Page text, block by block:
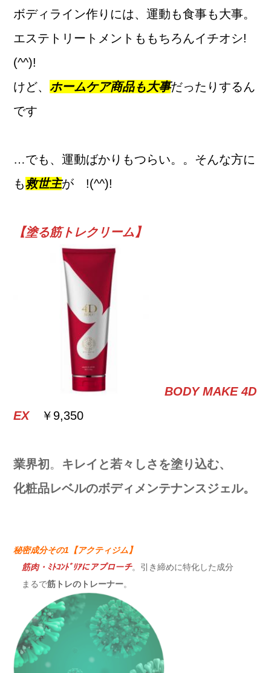
ボディライン作りには、運動も食事も大事。
エステトリートメントももちろんイチオシ!
(^^)!
けど、 ホームケア商品も大事だったりするん
です
…でも、運動ばかりもつらい。。そんな方に
も救世主が !(^^)!
【塗る筋トレクリーム】
BODY MAKE 4D
EX￥9,350
業界初。 キレイと若々しさを塗り込む、
化粧品レベルのボディメンテナンスジェル。
秘密成分その1【アクティジム】
筋肉・ﾐﾄｺﾝﾄﾞﾘｱにアプローチ。引き締めに特化した成分
まるで筋トレのトレーナー。